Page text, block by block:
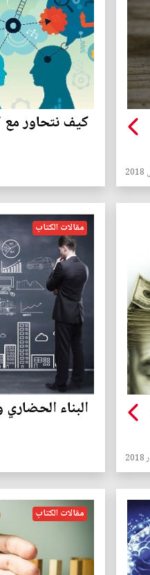
كيف نتحاور مع
مقالات الكتاب
البناء
مقالات الكتاب